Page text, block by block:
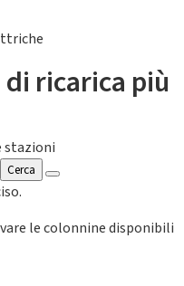
ricarica più
stazioni
Cerca
le colonnine disponibili